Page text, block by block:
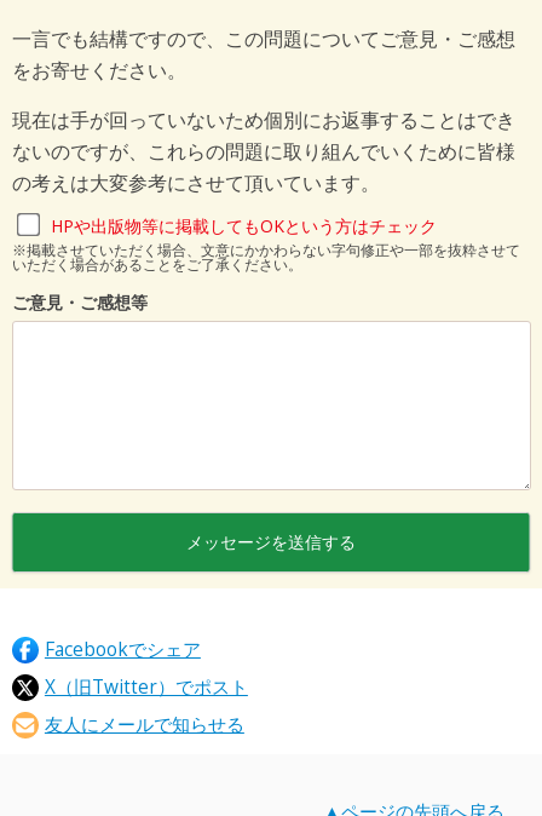
一言でも結構ですので、この問題についてご意見・ご感想
をお寄せください。
現在は手が回っていないため個別にお返事することはでき
ないのですが、これらの問題に取り組んでいくために皆様
の考えは大変参考にさせて頂いています。
HPや出版物等に掲載してもOKという方はチェック
※掲載させていただく場合、文意にかかわらない字句修正や一部を抜粋させて
いただく場合があることをご了承ください。
ご意見・ご感想等
Facebookでシェア
X（旧Twitter）でポスト
友人にメールで知らせる